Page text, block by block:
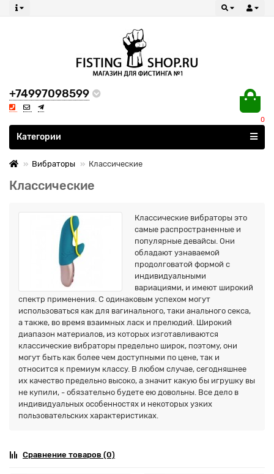
+74997098599
0
Все категории
Категории
Вибраторы Классические
Классические
Классические вибраторы это
самые распространенные и
популярные девайсы. Они
обладают узнаваемой
продолговатой формой с
индивидуальными
вариациями, и имеют широкий
спектр применения. С одинаковым успехом могут
использоваться как для вагинального, таки анального секса,
а также, во время взаимных ласк и прелюдий. Широкий
диапазон материалов, из которых изготавливаются
классические вибраторы предельно широк, поэтому, они
могут быть как более чем доступными по цене, так и
относится к премиум классу. В любом случае, сегодняшнее
их качество предельно высоко, а значит какую бы игрушку вы
не купили, - обязательно будете ею довольны. Все дело в
индивидуальных особенностях и некоторых узких
пользовательских характеристиках.
Сравнение товаров (0)